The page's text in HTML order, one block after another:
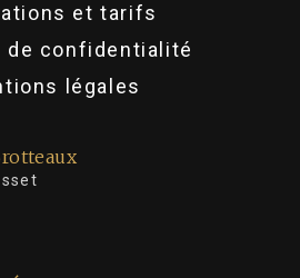
et tarifs
de confidentialité
légales
Brosset